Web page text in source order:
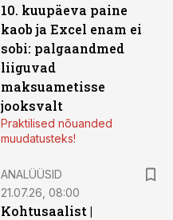
10. kuupäeva paine
kaob ja Excel enam ei
sobi: palgaandmed
liiguvad
maksuametisse
jooksvalt
Praktilised nõuanded
muudatusteks!
ANALÜÜSID
21.07.26, 08:00
Kohtusaalist |